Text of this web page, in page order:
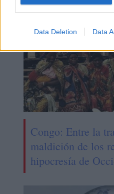
Data Deletion Data
Congo: Entre la
maldición de los
hipocresía de